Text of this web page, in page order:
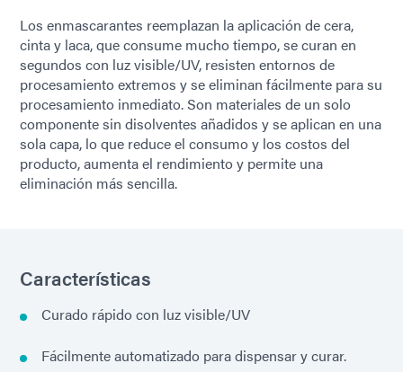
Los enmascarantes reemplazan la aplicación de cera,
cinta y laca, que consume mucho tiempo, se curan en
segundos con luz visible/UV, resisten entornos de
procesamiento extremos y se eliminan fácilmente para su
procesamiento inmediato. Son materiales de un solo
componente sin disolventes añadidos y se aplican en una
sola capa, lo que reduce el consumo y los costos del
producto, aumenta el rendimiento y permite una
eliminación más sencilla.
Características
Curado rápido con luz visible/UV
Fácilmente automatizado para dispensar y curar.